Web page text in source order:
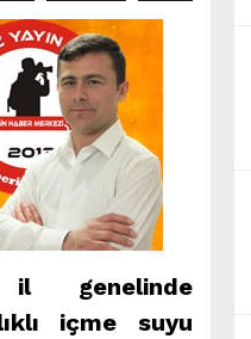
il genelinde
içme suyu